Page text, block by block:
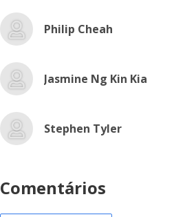
Philip Cheah
Jasmine Ng Kin Kia
Stephen Tyler
Comentários